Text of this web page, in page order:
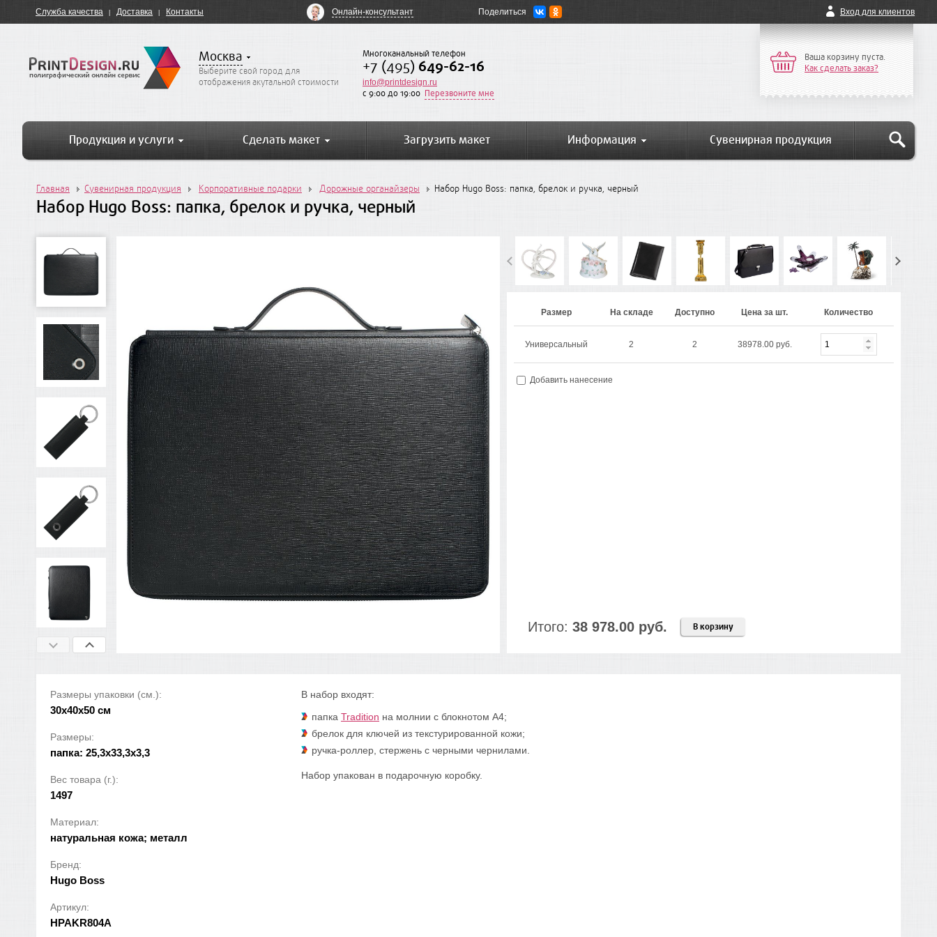
Служба качества Доставка Контакты Онлайн-консультант Поделиться Вход для клиентов
Москва
Выберите свой город для
отображения акутальной стоимости
Многоканальный телефон
+7 (495) 649-62-16
info@printdesign.ru
c 9:00 до 19:00 Перезвоните мне
Ваша корзину пуста.
Как сделать заказ?
Продукция и услуги Сделать макет Загрузить макет Информация Сувенирная продукция
Главная Сувенирная продукция Корпоративные подарки Дорожные органайзеры Набор Hugo Boss: папка, брелок и ручка, черный
Набор Hugo Boss: папка, брелок и ручка, черный
Размер На складе Доступно Цена за шт. Количество
Универсальный 2 2 38978.00 руб.
Добавить нанесение
Итого: 38 978.00 руб. В корзину
Размеры упаковки (см.):
30x40x50 см
Размеры:
папка: 25,3х33,3х3,3
Вес товара (г.):
1497
Материал:
натуральная кожа; металл
Бренд:
Hugo Boss
Артикул:
HPAKR804A
В набор входят:
папка Tradition на молнии с блокнотом А4;
брелок для ключей из текстурированной кожи;
ручка-роллер, стержень с черными чернилами.
Набор упакован в подарочную коробку.